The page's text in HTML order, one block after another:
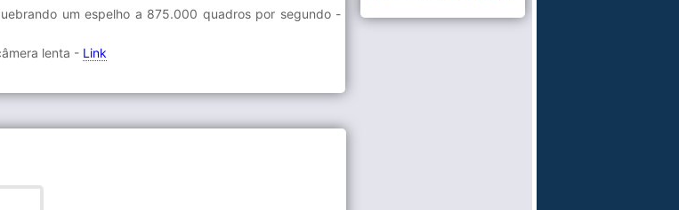
um espelho a 875.000 quadros por segundo -
lenta - Link